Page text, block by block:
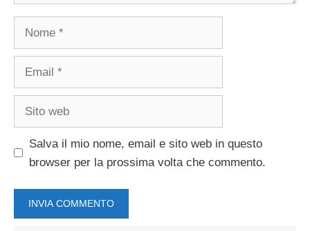
Salva il mio nome, email e sito web in questo
browser per la prossima volta che commento.